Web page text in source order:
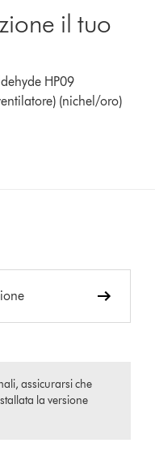
il tuo
HP09
(nichel/oro)
assicurarsi che
la versione